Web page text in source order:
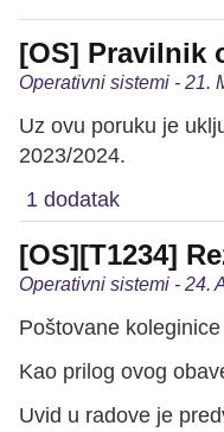
[OS] Pravilnik
Operativni sistemi - 21.
Uz ovu poruku je
2023/2024.
1 dodatak
[OS][T1234]
Operativni sistemi - 24.
Poštovane
Kao prilog ovog
Uvid u radove je